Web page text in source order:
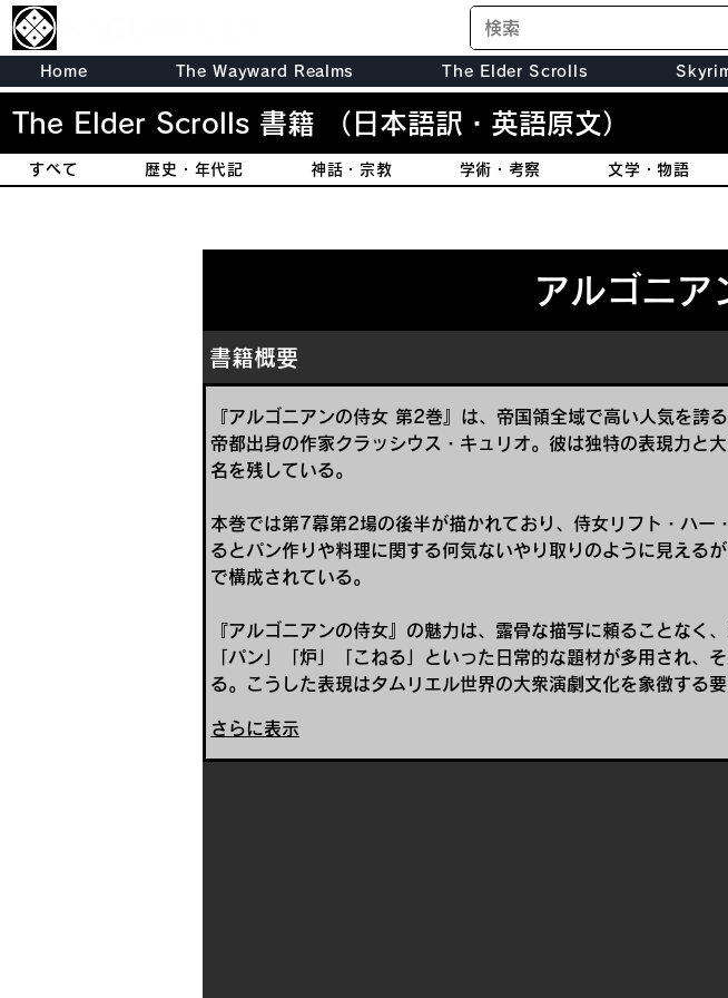
Home The Wayward Realms The Elder Scrolls
The Elder Scrolls 書籍 （日本語訳・英語原文）
すべて 歴史・年代記 神話・宗教 学術・考察 文学・物語
アルゴニア
書籍概要
『アルゴニアンの侍女 第2巻』は、帝国領全域で高い人気を誇
帝都出身の作家クラッシウス・キュリオ。彼は独特の表現力と
名を残している。
本巻では第7幕第2場の後半が描かれており、侍女リフト・ハ
るとパン作りや料理に関する何気ないやり取りのように見える
で構成されている。
『アルゴニアンの侍女』の魅力は、露骨な描写に頼ることな
「パン」「炉」「こねる」といった日常的な題材が多用され
る。こうした表現はタムリエル世界の大衆演劇文化を象徴する要
さらに表示